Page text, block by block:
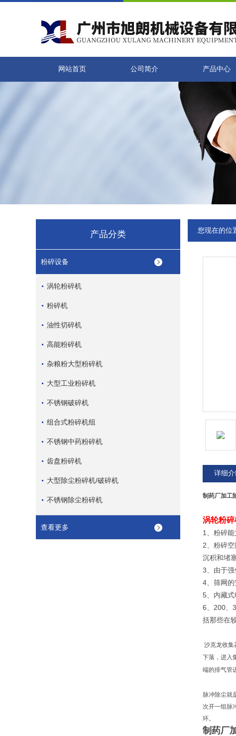
网站首页 公司简介 产品中心
产品分类
粉碎设备
涡轮粉碎机
粉碎机
油性切碎机
高能粉碎机
杂粮粉大型粉碎机
大型工业粉碎机
不锈钢破碎机
组合式粉碎机组
不锈钢中药粉碎机
齿盘粉碎机
大型除尘粉碎机/破碎机
不锈钢除尘粉碎机
查看更多
您现在的位
详细介
制药厂加工
涡轮粉
1 、粉碎能
2、粉碎
沉积和堵
3、由于
4、筛网
5、内藏
6、 200
括那些在
沙克龙收集
下落，进入
端的排气管
脉冲除尘就
次开一组脉
环。
制药厂